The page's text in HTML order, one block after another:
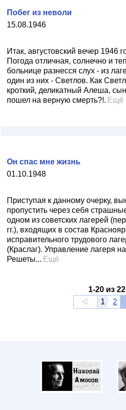
15.08.1946
Побег из неволи
Итак, августовский вечер 1946
Погода отличная, солнечно и
больнице разнесся слух - из
один из них - Светлов. Как
кроткий, деликатный Алеша,
пошел на верную смерть?!. Ещё
01.10.1948
Он спас мне жизнь
Приступая к данному очерку,
пропустить через себя
одном из советских лагерей
гг.), входящих в состав
исправительного трудового
(Краслаг). Управление лагеря
Решеты... Ещё
1-20 из 22
1
2